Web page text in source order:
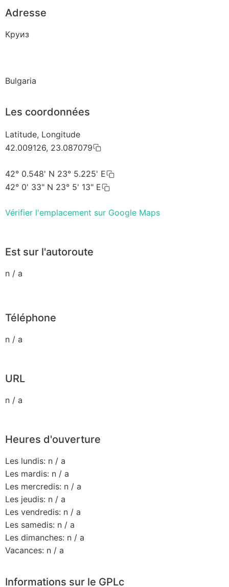
Adresse
Круиз
Bulgaria
Les coordonnées
Latitude, Longitude
42.009126, 23.087079
42° 0.548' N 23° 5.225' E
42° 0' 33" N 23° 5' 13" E
Vérifier l'emplacement sur Google Maps
Est sur l'autoroute
n / a
Téléphone
n / a
URL
n / a
Heures d'ouverture
Les lundis: n / a
Les mardis: n / a
Les mercredis: n / a
Les jeudis: n / a
Les vendredis: n / a
Les samedis: n / a
Les dimanches: n / a
Vacances: n / a
Informations sur le GPLc